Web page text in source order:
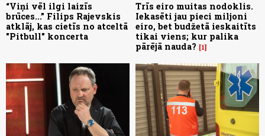
“Viņi vēl ilgi laizīs
brūces...” Filips Rajevskis
atklāj, kas cietīs no atceltā
"Pitbull" koncerta
Trīs eiro muitas nodoklis.
Iekasēti jau pieci miljoni
eiro, bet budžetā ieskaitīts
tikai viens; kur palika
pārējā nauda?
1